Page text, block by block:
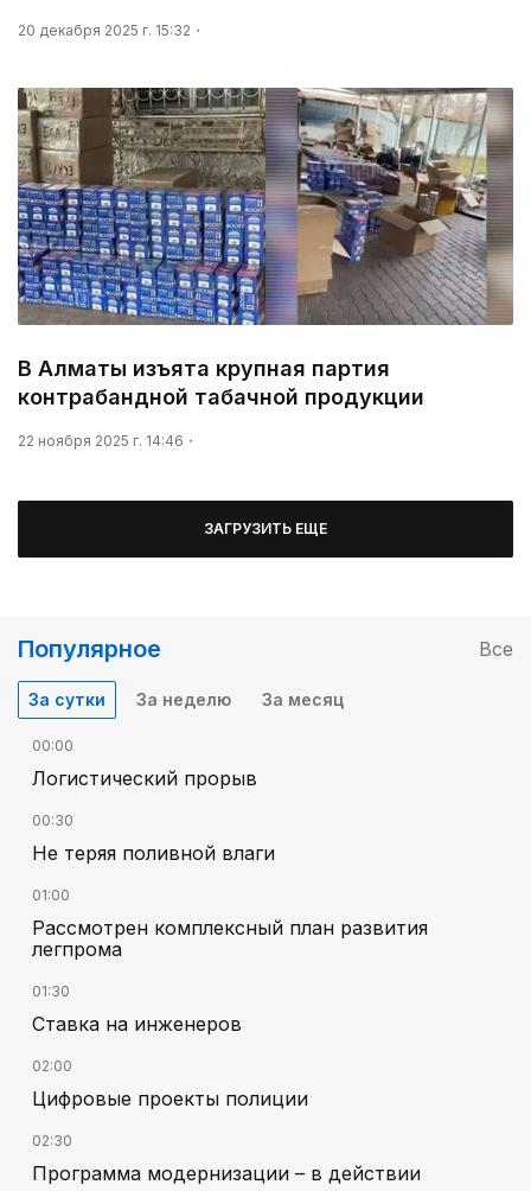
20 декабря 2025 г. 15:32
В Алматы изъята крупная партия
контрабандной табачной продукции
22 ноября 2025 г. 14:46
ЗАГРУЗИТЬ ЕЩЕ
Популярное Все
За сутки За неделю За месяц
00:00
Логистический прорыв
00:30
Не теряя поливной влаги
01:00
Рассмотрен комплексный план развития
легпрома
01:30
Ставка на инженеров
02:00
Цифровые проекты полиции
02:30
Программа модернизации – в действии